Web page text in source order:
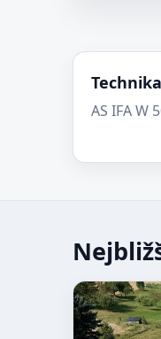
Technika
AS IFA W